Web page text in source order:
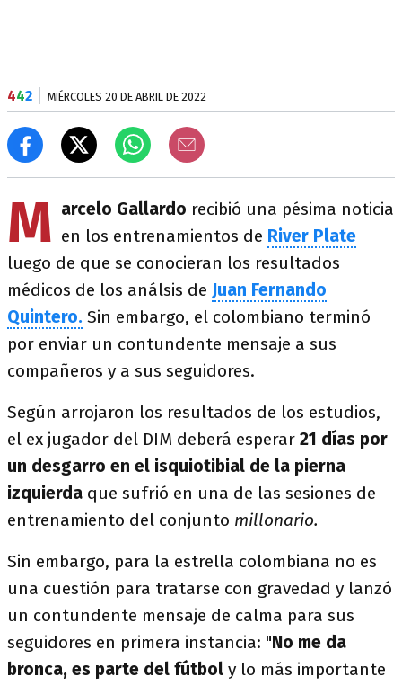
442 MIÉRCOLES 20 DE ABRIL DE 2022
M arcelo Gallardo recibió una pésima noticia
en los entrenamientos de River Plate
luego de que se conocieran los resultados
médicos de los análsis de Juan Fernando
Quintero. Sin embargo, el colombiano terminó
por enviar un contundente mensaje a sus
compañeros y a sus seguidores.
Según arrojaron los resultados de los estudios,
el ex jugador del DIM deberá esperar 21 días por
un desgarro en el isquiotibial de la pierna
izquierda que sufrió en una de las sesiones de
entrenamiento del conjunto millonario.
Sin embargo, para la estrella colombiana no es
una cuestión para tratarse con gravedad y lanzó
un contundente mensaje de calma para sus
seguidores en primera instancia: "No me da
bronca, es parte del fútbol y lo más importante